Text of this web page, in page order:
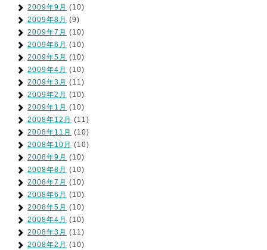
2009年9月 (10)
2009年8月 (9)
2009年7月 (10)
2009年6月 (10)
2009年5月 (10)
2009年4月 (10)
2009年3月 (11)
2009年2月 (10)
2009年1月 (10)
2008年12月 (11)
2008年11月 (10)
2008年10月 (10)
2008年9月 (10)
2008年8月 (10)
2008年7月 (10)
2008年6月 (10)
2008年5月 (10)
2008年4月 (10)
2008年3月 (11)
2008年2月 (10)